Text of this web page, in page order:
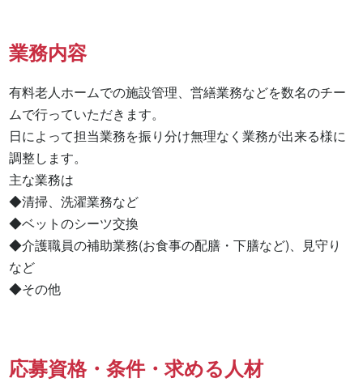
業務内容
有料老人ホームでの施設管理、営繕業務などを数名のチー
ムで行っていただきます。
日によって担当業務を振り分け無理なく業務が出来る様に
調整します。
主な業務は
◆清掃、洗濯業務など
◆ベットのシーツ交換
◆介護職員の補助業務(お食事の配膳・下膳など)、見守り
など
◆その他
応募資格・条件・求める人材